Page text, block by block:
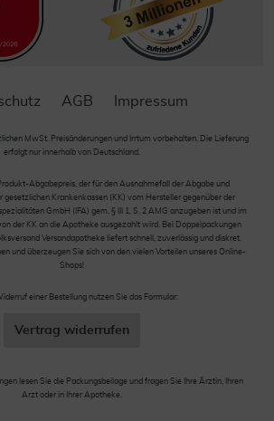
AGB Impressum
MwSt. Preisänderungen und Irrtum vorbehalten. Die Lieferung
erfolgt nur innerhalb von Deutschland.
Abgabepreis, der für den Ausnahmefall der Abgabe und
gesetzlichen Krankenkassen (KK) vom Hersteller gegenüber der
GmbH (IFA) gem. § III 1, S. 2 AMG anzugeben ist und im
der KK an die Apotheke ausgezahlt wird. Bei Doppelpackungen
Versandapotheke liefert schnell, zuverlässig und diskret.
und überzeugen Sie sich von den vielen Vorteilen unseres Online-
Shops!
einer Bestellung nutzen Sie das Formular:
Vertrag widerrufen
lesen Sie die Packungsbeilage und fragen Sie Ihre Ärztin, Ihren
Arzt oder in Ihrer Apotheke.